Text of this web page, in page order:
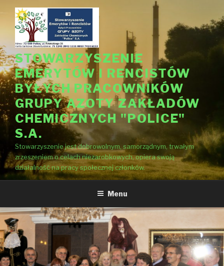
Przejdź
treści
STOWARZYSZENIE
EMERYTÓW I RENCISTÓW
BYŁYCH PRACOWNIKÓW
GRUPY AZOTY ZAKŁADÓW
CHEMICZNYCH "POLICE"
S.A.
Stowarzyszenie jest dobrowolnym, samorządnym, trwałym
zrzeszeniem o celach niezarobkowych, opiera swoją
działalność na pracy społecznej członków.
Menu